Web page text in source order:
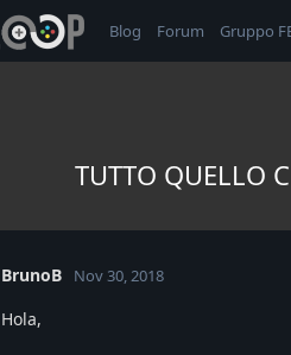
Blog Forum Gruppo
TUTTO QUELLO
BrunoB Nov 30, 2018
Hola,